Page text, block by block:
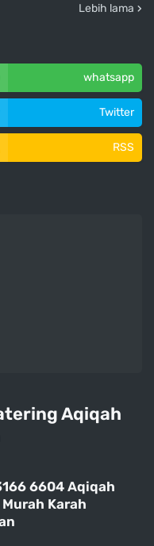
Lebih lama
whatsapp
Twitter
RSS
Aqiqah
6604 Aqiqah
Karah